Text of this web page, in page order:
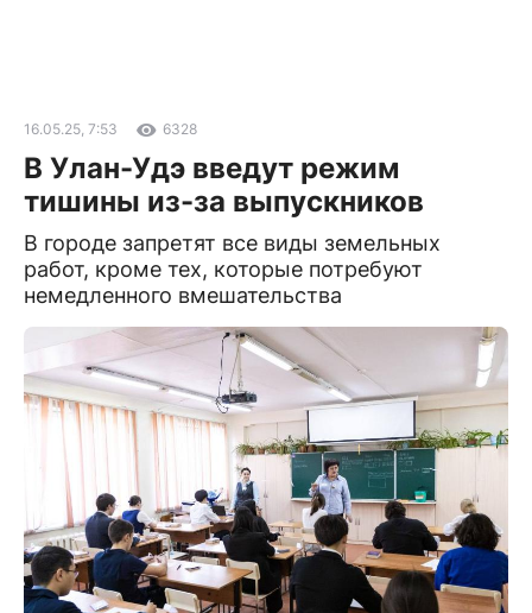
16.05.25, 7:53 6328
В Улан-Удэ введут режим
тишины из-за выпускников
В городе запретят все виды земельных
работ, кроме тех, которые потребуют
немедленного вмешательства